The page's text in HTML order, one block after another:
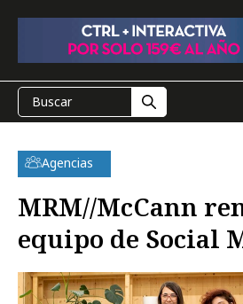
Agencias
MRM//McCann
equipo de Social